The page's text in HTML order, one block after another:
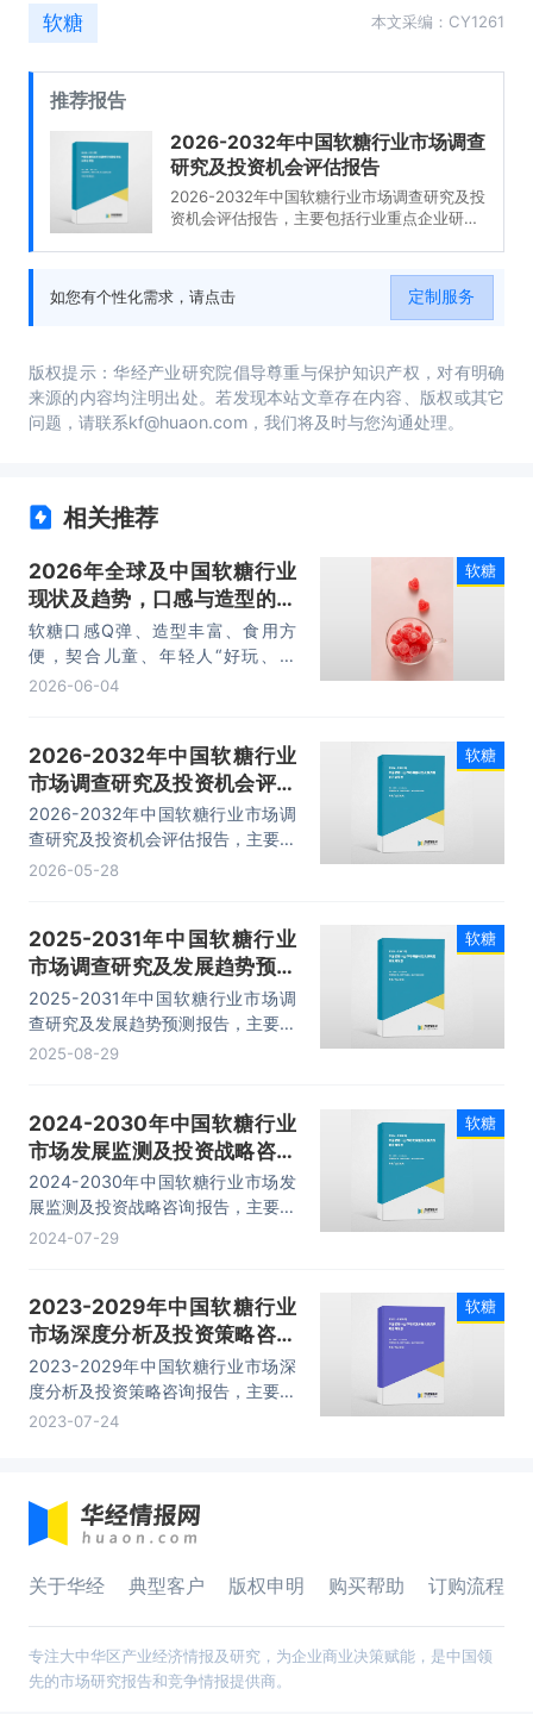
软糖 本文采编：CY1261
推荐报告
2026-2032年中国软糖行业市场调查
研究及投资机会评估报告
2026-2032年中国软糖行业市场调查研究及投
资机会评估报告，主要包括行业重点企业研
如您有个性化需求，请点击
定制服务
版权提示：华经产业研究院倡导尊重与保护知识产权，对有明确
来源的内容均注明出处。若发现本站文章存在内容、版权或其它
问题，请联系kf@huaon.com，我们将及时与您沟通处理。
相关推荐
2026年全球及中国软糖行业
现状及趋势，口感与造型的颠
覆性创新「图」
软糖口感Q弹、造型丰富、食用方
便，契合儿童、年轻人“好玩、好
吃、高颜值”需求。当前，全球软糖
品、零食、饮料、美妆品牌纷纷跨界
切入，凭借对消费者需求的精准洞察
和线上营销的灵活性迅速抢占市场份
额。2025年全球软糖市场规模约为
2026-06-04
软糖
2026-2032年中国软糖行业
市场调查研究及投资机会评估
报告
2026-2032年中国软糖行业市场调
查研究及投资机会评估报告，主要包
括行业重点企业研究、销售渠道分析
2026-05-28
软糖
2025-2031年中国软糖行业
市场调查研究及发展趋势预测
报告
2025-2031年中国软糖行业市场调
查研究及发展趋势预测报告，主要包
括行业重点企业研究、销售渠道分析
2025-08-29
软糖
2024-2030年中国软糖行业
市场发展监测及投资战略咨询
报告
2024-2030年中国软糖行业市场发
展监测及投资战略咨询报告，主要包
括行业重点企业研究、销售渠道分析
2024-07-29
软糖
2023-2029年中国软糖行业
市场深度分析及投资策略咨询
报告
2023-2029年中国软糖行业市场深
度分析及投资策略咨询报告，主要包
括行业重点企业研究、销售渠道分析
2023-07-24
软糖
关于华经 典型客户 版权申明 购买帮助 订购流程
专注大中华区产业经济情报及研究，为企业商业决策赋能，是中国领
先的市场研究报告和竞争情报提供商。